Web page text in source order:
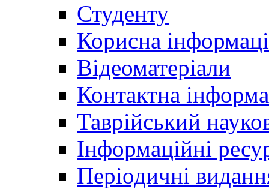
Студенту
Корисна
Відеоматеріали
Контактна
Таврійський
Інформаційні
Періодичні